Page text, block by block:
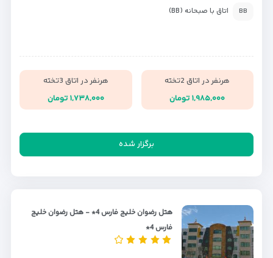
BB اتاق با صبحانه (BB)
هرنفر در اتاق 2تخته
۱,۹۸۵,۰۰۰ تومان
هرنفر در اتاق 3تخته
۱,۷۳۸,۰۰۰ تومان
برگزار شده
هتل رضوان خلیج فارس 4* - هتل رضوان خلیج
فارس 4*